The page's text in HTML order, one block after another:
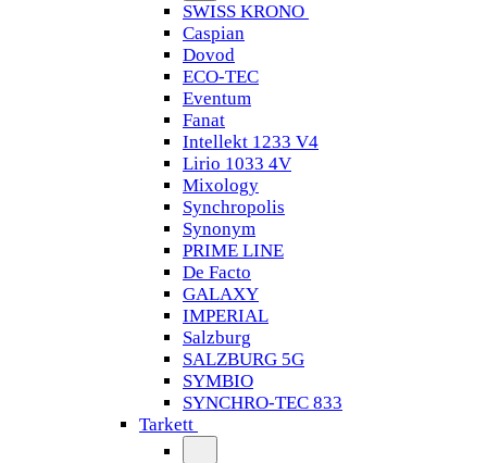
SWISS KRONO
Caspian
Dovod
ECO-TEC
Eventum
Fanat
Intellekt 1233 V4
Lirio 1033 4V
Mixology
Synchropolis
Synonym
PRIME LINE
De Facto
GALAXY
IMPERIAL
Salzburg
SALZBURG 5G
SYMBIO
SYNCHRO-TEC 833
Tarkett